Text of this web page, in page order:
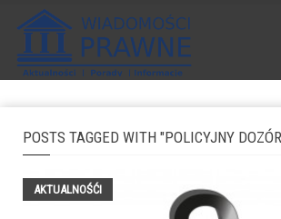
POSTS TAGGED WITH "POLICYJNY
AKTUALNOŚĆI